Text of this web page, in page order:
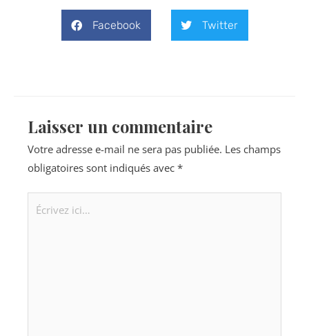
Facebook Twitter
Laisser un commentaire
Votre adresse e-mail ne sera pas publiée. Les champs
obligatoires sont indiqués avec *